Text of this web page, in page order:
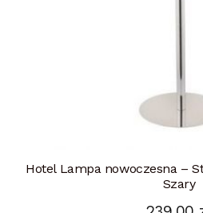
Hotel Lampa nowoczesna –
Szary